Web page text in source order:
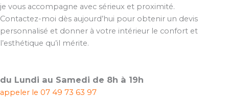
je vous accompagne avec sérieux et proximité.
Contactez-moi dès aujourd’hui pour obtenir un devis
personnalisé et donner à votre intérieur le confort et
l’esthétique qu’il mérite.
du Lundi au Samedi de 8h à 19h
appeler le 07 49 73 63 97